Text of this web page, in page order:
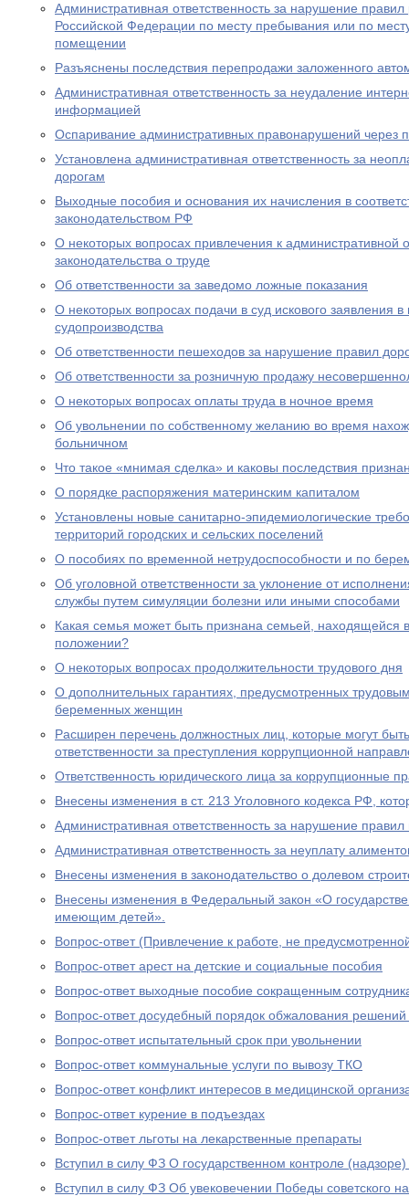
Административная ответственность за нарушение
Российской Федерации по месту пребывания или по
помещении
Разъяснены последствия перепродажи заложенного
Административная ответственность за неудаление
информацией
Оспаривание административных правонарушений через
Установлена административная ответственность за
дорогам
Выходные пособия и основания их начисления в
законодательством РФ
О некоторых вопросах привлечения к административной
законодательства о труде
Об ответственности за заведомо ложные показания
О некоторых вопросах подачи в суд искового заявления в
судопроизводства
Об ответственности пешеходов за нарушение правил
Об ответственности за розничную продажу
О некоторых вопросах оплаты труда в ночное время
Об увольнении по собственному желанию во время
больничном
Что такое «мнимая сделка» и каковы последствия
О порядке распоряжения материнским капиталом
Установлены новые санитарно-эпидемиологические
территорий городских и сельских поселений
О пособиях по временной нетрудоспособности и по
Об уголовной ответственности за уклонение от
службы путем симуляции болезни или иными способами
Какая семья может быть признана семьей, находящейся
положении?
О некоторых вопросах продолжительности трудового дня
О дополнительных гарантиях, предусмотренных
беременных женщин
Расширен перечень должностных лиц, которые могут
ответственности за преступления коррупционной
Ответственность юридического лица за коррупционные
Внесены изменения в ст. 213 Уголовного кодекса РФ,
Административная ответственность за нарушение
Административная ответственность за неуплату
Внесены изменения в законодательство о долевом
Внесены изменения в Федеральный закон «О
имеющим детей».
Вопрос-ответ (Привлечение к работе, не
Вопрос-ответ арест на детские и социальные пособия
Вопрос-ответ выходные пособие сокращенным
Вопрос-ответ досудебный порядок обжалования
Вопрос-ответ испытательный срок при увольнении
Вопрос-ответ коммунальные услуги по вывозу ТКО
Вопрос-ответ конфликт интересов в медицинской
Вопрос-ответ курение в подъездах
Вопрос-ответ льготы на лекарственные препараты
Вступил в силу ФЗ О государственном контроле
Вступил в силу ФЗ Об увековечении Победы советского